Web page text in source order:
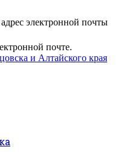
электронной почты
почте.
и Алтайского края